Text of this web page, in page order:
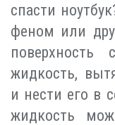
спасти
феном или
поверхность
жидкость,
и нести его в
жидкость